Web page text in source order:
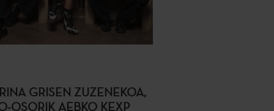
GRISEN ZUZENEKOA,
OSORIK AEBKO KEXP